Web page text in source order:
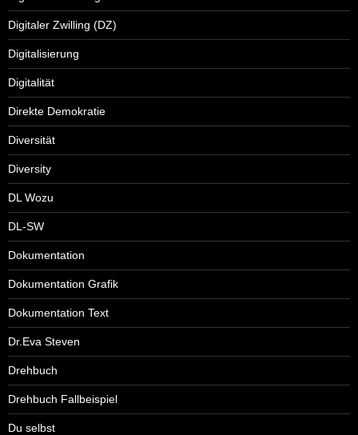
Digitaler Zwilling (DZ)
Digitalisierung
Digitalität
Direkte Demokratie
Diversität
Diversity
DL Wozu
DL-SW
Dokumentation
Dokumentation Grafik
Dokumentation Text
Dr.Eva Steven
Drehbuch
Drehbuch Fallbeispiel
Du selbst